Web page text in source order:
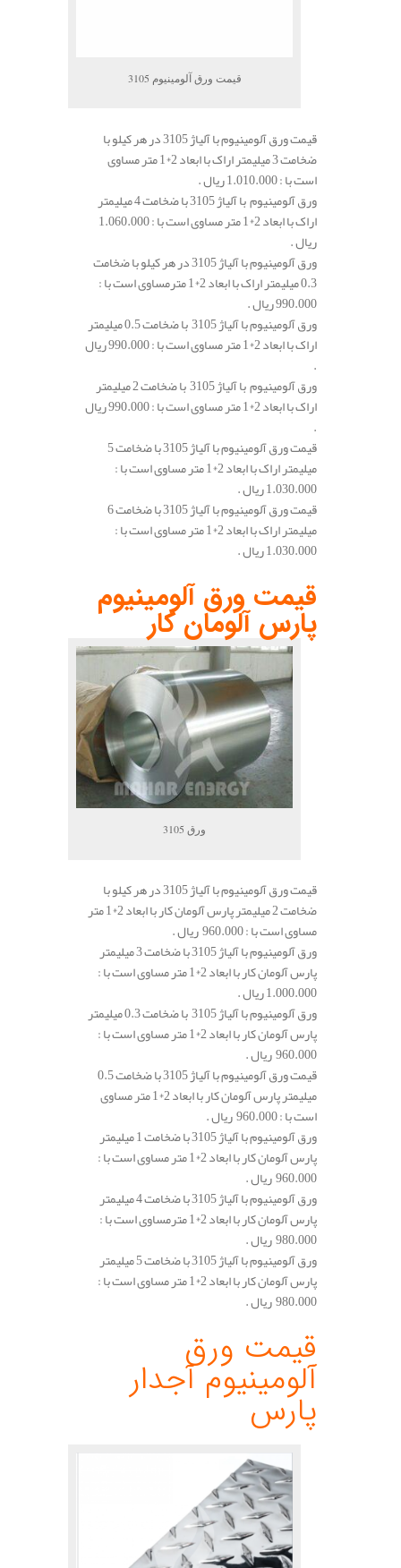
قیمت ورق آلومینیوم 3105
قیمت ورق آلومینیوم با آلیاژ 3105 در هر کیلو با
ضخامت 3 میلیمتر اراک با ابعاد 2*1 متر مساوی
است با : 1.010.000 ریال .
ورق آلومینیوم با آلیاژ 3105 با ضخامت 4 میلیمتر
اراک با ابعاد 2*1 متر مساوی است با : 1.060.000
ریال .
ورق آلومینیوم با آلیاژ 3105 در هر کیلو با ضخامت
0.3 میلیمتر اراک با ابعاد 2*1 مترمساوی است با :
990.000 ریال .
ورق آلومینیوم با آلیاژ 3105 با ضخامت 0.5 میلیمتر
اراک با ابعاد 2*1 متر مساوی است با : 990.000 ریال
.
ورق آلومینیوم با آلیاژ 3105 با ضخامت 2 میلیمتر
اراک با ابعاد 2*1 متر مساوی است با : 990.000 ریال
.
قیمت ورق آلومینیوم با آلیاژ 3105 با ضخامت 5
میلیمتر اراک با ابعاد 2*1 متر مساوی است با :
1.030.000 ریال .
قیمت ورق آلومینیوم با آلیاژ 3105 با ضخامت 6
میلیمتر اراک با ابعاد 2*1 متر مساوی است با :
1.030.000 ریال .
قیمت ورق آلومینیوم
پارس آلومان کار
ورق 3105
قیمت ورق آلومینیوم با آلیاژ 3105 در هر کیلو با
ضخامت 2 میلیمتر پارس آلومان کار با ابعاد 2*1 متر
مساوی است با : 960.000 ریال .
ورق آلومینیوم با آلیاژ 3105 با ضخامت 3 میلیمتر
پارس آلومان کار با ابعاد 2*1 متر مساوی است با :
1.000.000 ریال .
ورق آلومینیوم با آلیاژ 3105 با ضخامت 0.3 میلیمتر
پارس آلومان کار با ابعاد 2*1 متر مساوی است با :
960.000 ریال .
قیمت ورق آلومینیوم با آلیاژ 3105 با ضخامت 0.5
میلیمتر پارس آلومان کار با ابعاد 2*1 متر مساوی
است با : 960.000 ریال .
ورق آلومینیوم با آلیاژ 3105 با ضخامت 1 میلیمتر
پارس آلومان کار با ابعاد 2*1 متر مساوی است با :
960.000 ریال .
ورق آلومینیوم با آلیاژ 3105 با ضخامت 4 میلیمتر
پارس آلومان کار با ابعاد 2*1 مترمساوی است با :
980.000 ریال .
ورق آلومینیوم با آلیاژ 3105 با ضخامت 5 میلیمتر
پارس آلومان کار با ابعاد 2*1 متر مساوی است با :
980.000 ریال .
قیمت ورق
آلومینیوم آجدار
پارس